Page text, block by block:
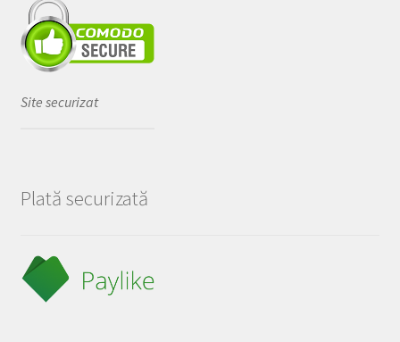
Site securizat
Plată securizată